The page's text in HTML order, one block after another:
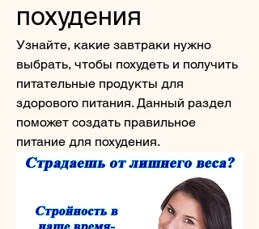
похудения
Узнайте, какие завтраки нужно
выбрать, чтобы похудеть и получить
питательные продукты для
здорового питания. Данный раздел
поможет создать правильное
питание для похудения.